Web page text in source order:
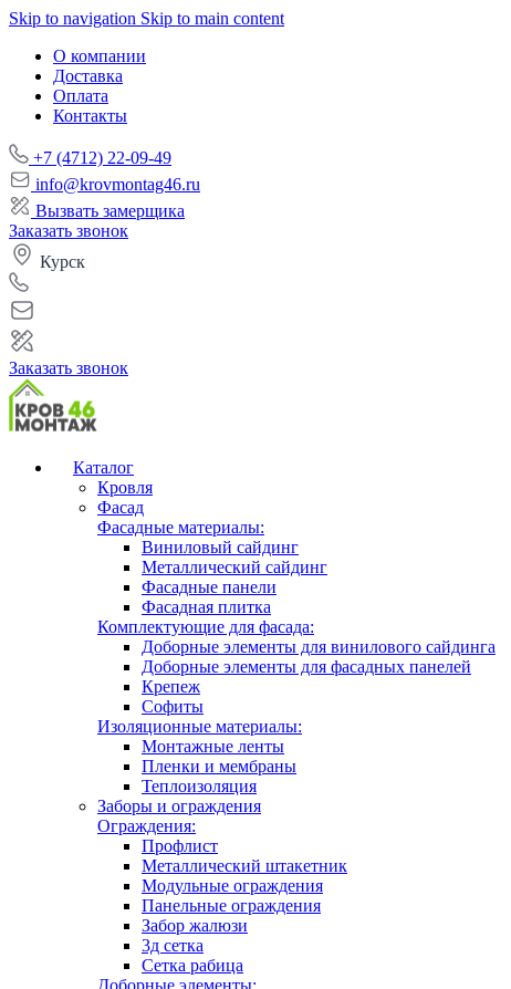
Skip to navigation Skip to main content
О компании
Доставка
Оплата
Контакты
+7 (4712) 22-09-49
info@krovmontag46.ru
Вызвать замерщика
Заказать звонок
Курск
Заказать звонок
Каталог
Кровля
Фасад
Фасадные материалы:
Виниловый сайдинг
Металлический сайдинг
Фасадные панели
Фасадная плитка
Комплектующие для фасада:
Доборные элементы для винилового сайдинга
Доборные элементы для фасадных панелей
Крепеж
Софиты
Изоляционные материалы:
Монтажные ленты
Пленки и мембраны
Теплоизоляция
Заборы и ограждения
Ограждения:
Профлист
Металлический штакетник
Модульные ограждения
Панельные ограждения
Забор жалюзи
3д сетка
Сетка рабица
Доборные элементы: